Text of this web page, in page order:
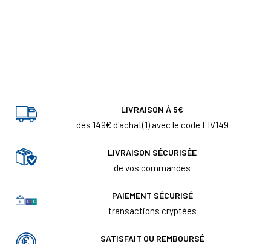
LIVRAISON À 5€
dès 149€ d'achat(1) avec le code LIV149
LIVRAISON SÉCURISÉE
de vos commandes
PAIEMENT SÉCURISÉ
transactions cryptées
SATISFAIT OU REMBOURSÉ